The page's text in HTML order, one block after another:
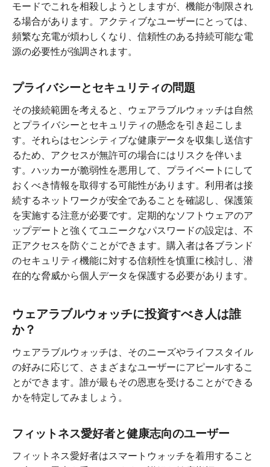
モードでこれを相殺しようとしますが、機能が制限され
る場合があります。アクティブなユーザーにとっては、
頻繁な充電が煩わしくなり、信頼性のある持続可能な電
源の必要性が強調されます。
プライバシーとセキュリティの問題
その接続範囲を考えると、ウェアラブルウォッチは自然
とプライバシーとセキュリティの懸念を引き起こしま
す。それらはセンシティブな健康データを収集し送信す
るため、アクセスが無許可の場合にはリスクを伴いま
す。ハッカーが脆弱性を悪用して、プライベートにして
おくべき情報を取得する可能性があります。利用者は接
続するネットワークが安全であることを確認し、保護策
を実施する注意が必要です。定期的なソフトウェアのア
ップデートと強くてユニークなパスワードの設定は、不
正アクセスを防ぐことができます。購入者は各ブランド
のセキュリティ機能に対する信頼性を慎重に検討し、潜
在的な脅威から個人データを保護する必要があります。
ウェアラブルウォッチに投資すべき人は誰
か？
ウェアラブルウォッチは、そのニーズやライフスタイル
の好みに応じて、さまざまなユーザーにアピールするこ
とができます。誰が最もその恩恵を受けることができる
かを特定してみましょう。
フィットネス愛好者と健康志向のユーザー
フィットネス愛好者はスマートウォッチを着用すること